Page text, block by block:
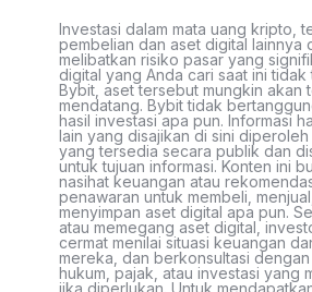
Investasi dalam mata uang kripto,
pembelian dan aset digital lainnya
melibatkan risiko pasar yang
digital yang Anda cari saat ini
Bybit, aset tersebut mungkin akan
mendatang. Bybit tidak
hasil investasi apa pun. Informasi
lain yang disajikan di sini
yang tersedia secara publik dan
untuk tujuan informasi. Konten ini
nasihat keuangan atau
penawaran untuk membeli,
menyimpan aset digital apa pun.
atau memegang aset digital,
cermat menilai situasi keuangan
mereka, dan berkonsultasi
hukum, pajak, atau investasi yang
jika diperlukan. Untuk